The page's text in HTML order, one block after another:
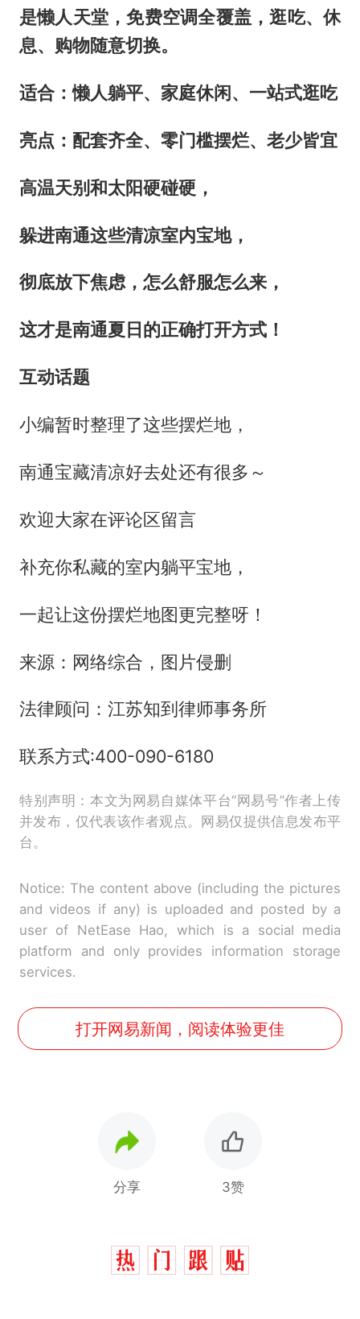
是懒人天堂，免费空调全覆盖，逛吃、休
息、购物随意切换。
适合：懒人躺平、家庭休闲、一站式逛吃
亮点：配套齐全、零门槛摆烂、老少皆宜
高温天别和太阳硬碰硬，
躲进南通这些清凉室内宝地，
彻底放下焦虑，怎么舒服怎么来，
这才是南通夏日的正确打开方式！
互动话题
小编暂时整理了这些摆烂地，
南通宝藏清凉好去处还有很多～
欢迎大家在评论区留言
补充你私藏的室内躺平宝地，
一起让这份摆烂地图更完整呀！
来源：网络综合，图片侵删
法律顾问：江苏知到律师事务所
联系方式:400-090-6180
特别声明：本文为网易自媒体平台“网易号”作者上传
并发布，仅代表该作者观点。网易仅提供信息发布平
台。
Notice: The content above (including the pictures
and videos if any) is uploaded and posted by a
user of NetEase Hao, which is a social media
platform and only provides information storage
services.
打开网易新闻，阅读体验更佳
分享 3赞
热
制裁瓜子饺子，美国怕什